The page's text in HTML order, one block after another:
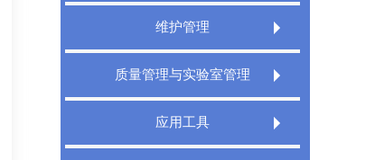
Extech TMS刀具管理系统
Extech DigitalWorks Foundation数字工厂
工业互联网平台
Extech MDM主数据管理系统
维护管理
Extech MRO数字化维修解决方案
质量管理与实验室管理
Extech LIMS实验室信息管理系统
Extech QMS产品质量管理系统
应用工具